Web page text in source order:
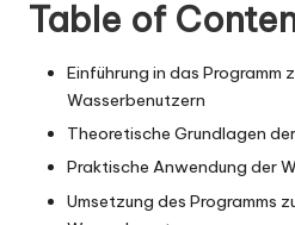
Table of
Einführung in das Programm
Wasserbenutzern
Theoretische Grundlagen
Praktische Anwendung der
Umsetzung des Programms